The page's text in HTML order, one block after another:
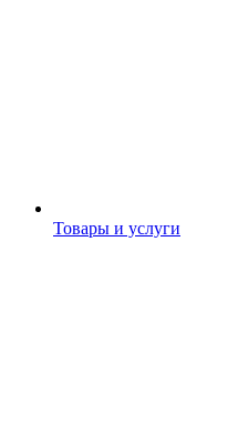
Товары и услуги